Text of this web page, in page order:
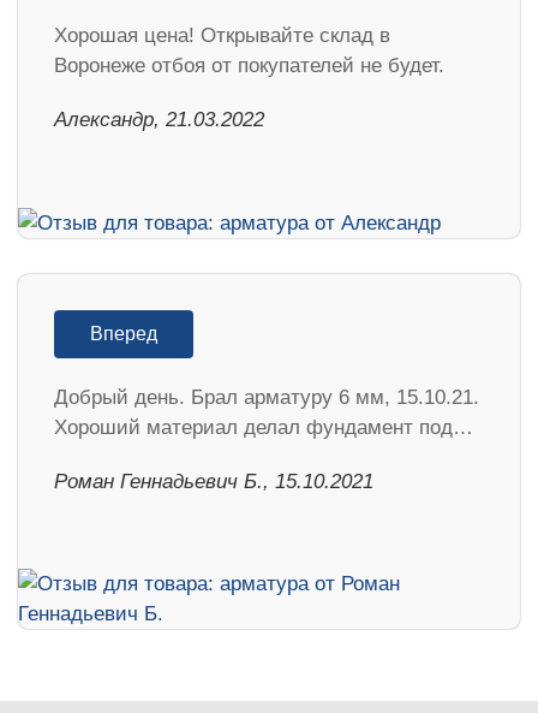
Хорошая цена! Открывайте склад в
Воронеже отбоя от покупателей не будет.
Александр, 21.03.2022
Вперед
Добрый день. Брал арматуру 6 мм, 15.10.21.
Хороший материал делал фундамент под…
Роман Геннадьевич Б., 15.10.2021